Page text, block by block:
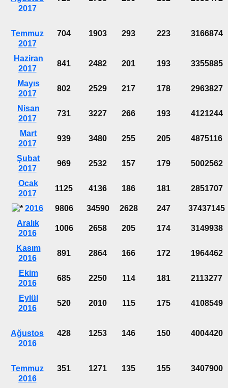
2017
Temmuz
2017
704 1903 293 223 3166874
Haziran
2017
841 2482 201 193 3355885
Mayıs
2017
802 2529 217 178 2963827
Nisan
2017
731 3227 266 193 4121244
Mart
2017
939 3480 255 205 4875116
Şubat
2017
969 2532 157 179 5002562
Ocak
2017
1125 4136 186 181 2851707
2016 9806 34590 2628 247
37437145
Aralık
2016
1006 2658 205 174 3149938
Kasım
2016
891 2864 166 172 1964462
Ekim
2016
685 2250 114 181 2113277
Eylül
2016
520 2010 115 175 4108549
Ağustos
2016
428 1253 146 150 4004420
Temmuz
2016
351 1271 135 155 3407900